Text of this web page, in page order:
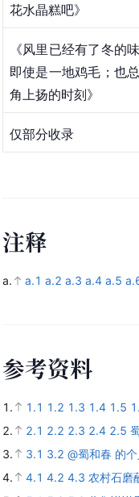
花水晶糕吧》
《风里已经有了冬的
即使是一地鸡毛；也
角上扬的时刻》
仅部分收录
注释
a. a.1 a.2 a.3 a.4 a.5
参考资料
1. 1.1 1.2 1.3 1.4 1.5
2.
2.1 2.2 2.3 2.4 2.5
3.
3.1 3.2 @蜀和春 的
4.
4.1 4.2 4.3 农村石磨